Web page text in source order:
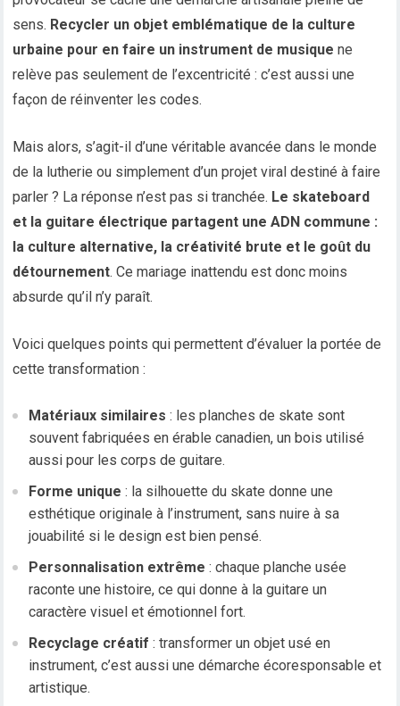
sens. Recycler un objet emblématique de la culture
urbaine pour en faire un instrument de musique ne
relève pas seulement de l’excentricité : c’est aussi une
façon de réinventer les codes.
Mais alors, s’agit-il d’une véritable avancée dans le monde
de la lutherie ou simplement d’un projet viral destiné à faire
parler ? La réponse n’est pas si tranchée. Le skateboard
et la guitare électrique partagent une ADN commune :
la culture alternative, la créativité brute et le goût du
détournement. Ce mariage inattendu est donc moins
absurde qu’il n’y paraît.
Voici quelques points qui permettent d’évaluer la portée de
cette transformation :
Matériaux similaires : les planches de skate sont
souvent fabriquées en érable canadien, un bois utilisé
aussi pour les corps de guitare.
Forme unique : la silhouette du skate donne une
esthétique originale à l’instrument, sans nuire à sa
jouabilité si le design est bien pensé.
Personnalisation extrême : chaque planche usée
raconte une histoire, ce qui donne à la guitare un
caractère visuel et émotionnel fort.
Recyclage créatif : transformer un objet usé en
instrument, c’est aussi une démarche écoresponsable et
artistique.